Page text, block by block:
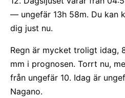
— ungefär 13h 58m. Du kan
dig just nu.
Regn är mycket troligt idag,
mm i prognosen. Torrt nu,
från ungefär 10. Idag är
Nagano.